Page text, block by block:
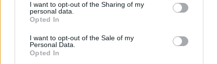
not limited to your visit or usage behaviour. You may click to
grant or deny consent to Google and its third-party tags to
use your data for below specified purposes in below Google
consent section.
I want to opt-out of the Sharing of my
personal data.
Opted In
I want to opt-out of the Sale of my
Personal Data.
Opted In
HÁZON KÍVÜL #